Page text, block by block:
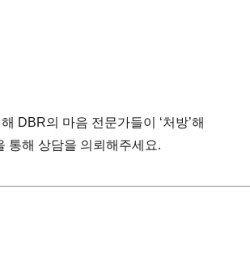
DBR의 마음 전문가들이 ‘처방’해
통해 상담을 의뢰해주세요.